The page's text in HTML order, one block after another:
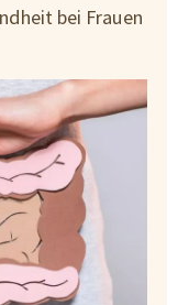
bei Frauen